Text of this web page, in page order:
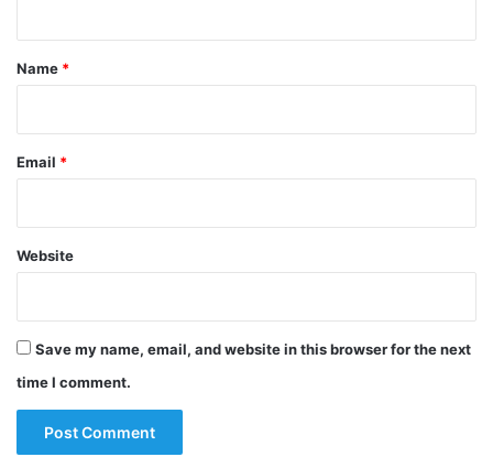
*
Name *
Email *
Website
Save my name, email, and website in this browser for the next
time I comment.